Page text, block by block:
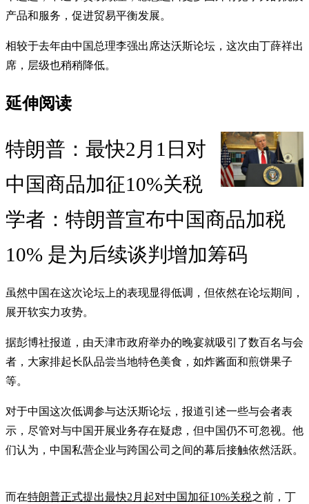
产品和服务，促进贸易平衡发展。
相较于去年由中国总理李强出席达沃斯论坛，这次由丁薛祥出
席，层级也稍稍降低。
延伸阅读
特朗普：最快2月1日对
中国商品加征10%关税
学者：特朗普宣布中国商品加税
10% 是为后续谈判增加筹码
虽然中国在这次论坛上的表现显得低调，但依然在论坛期间，
展开软实力攻势。
据彭博社报道，由天津市政府举办的晚宴就吸引了数百名与会
者，大家排起长队品尝当地特色美食，如炸酱面和煎饼果子
等。
对于中国这次低调参与达沃斯论坛，报道引述一些与会者表
示，尽管对与中国开展业务存在疑虑，但中国仍不可忽视。他
们认为，中国私营企业与跨国公司之间的幕后接触依然活跃。
而在特朗普正式提出最快2月起对中国加征10%关税之前，丁